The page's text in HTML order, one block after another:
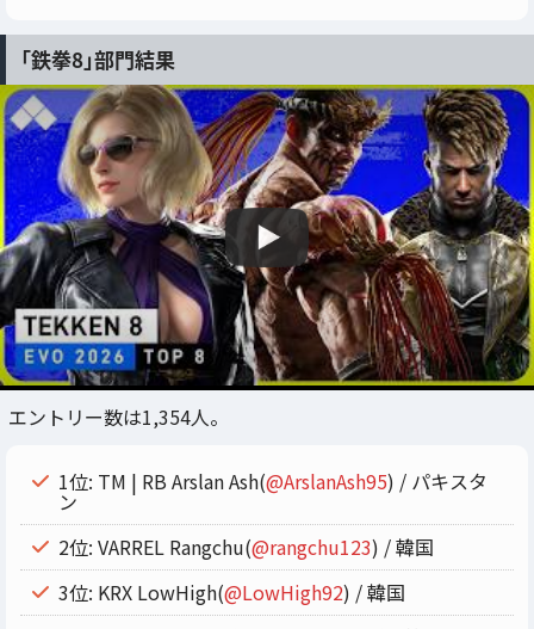
「鉄拳8」部門結果
エントリー数は1,354人。
1位: TM | RB Arslan Ash(@ArslanAsh95) / パキスタ
ン
2位: VARREL Rangchu(@rangchu123) / 韓国
3位: KRX LowHigh(@LowHigh92) / 韓国